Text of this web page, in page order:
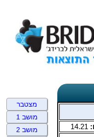
14.21
מצטבר
מושב 1
מושב 2